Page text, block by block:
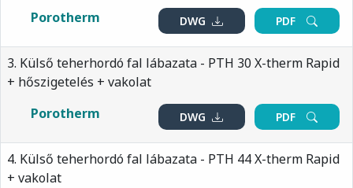
Porotherm
DWG PDF
3. Külső teherhordó fal lábazata - PTH 30 X-therm Rapid
+ hőszigetelés + vakolat
Porotherm
DWG PDF
4. Külső teherhordó fal lábazata - PTH 44 X-therm Rapid
+ vakolat